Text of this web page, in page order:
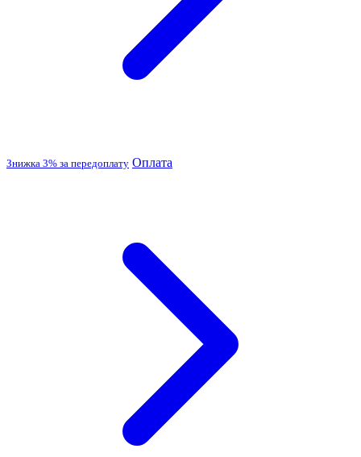
Знижка 3% за передоплату Оплата